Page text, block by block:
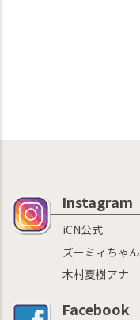
Instagram
iCN公式
ズーミィちゃん
木村夏樹アナ
Facebook